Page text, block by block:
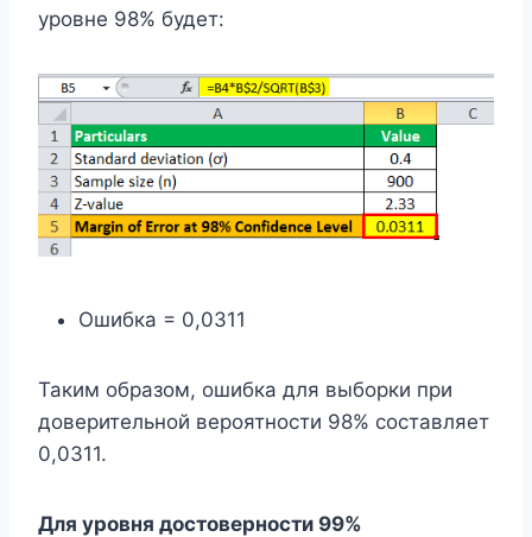
уровне 98% будет:
Ошибка = 0,0311
Таким образом, ошибка для выборки при
доверительной вероятности 98% составляет
0,0311.
Для уровня достоверности 99%